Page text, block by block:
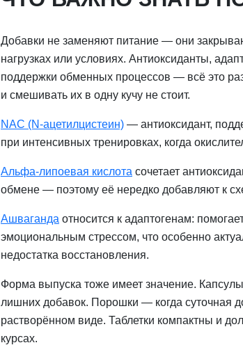
Добавки не заменяют питание — они
нагрузках или условиях. Антиоксиданты,
поддержки обменных процессов — всё это
и смешивать их в одну кучу не стоит.
NAC (N-ацетилцистеин)— антиоксидант,
при интенсивных тренировках, когда
Альфа-липоевая кислота сочетает
обмене — поэтому её нередко добавляют к
Ашваганда относится к адаптогенам:
эмоциональным стрессом, что особенно
недостатка восстановления.
Форма выпуска тоже имеет значение.
лишних добавок. Порошки — когда суточная
растворённом виде. Таблетки компактны и
курсах.